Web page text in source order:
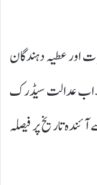
اور عطیہ دہندگان
اب عدالت سیڈرک
تاریخ پر فیصلہ